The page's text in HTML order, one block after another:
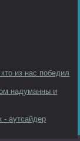
из нас победил
надуманны и
аутсайдер